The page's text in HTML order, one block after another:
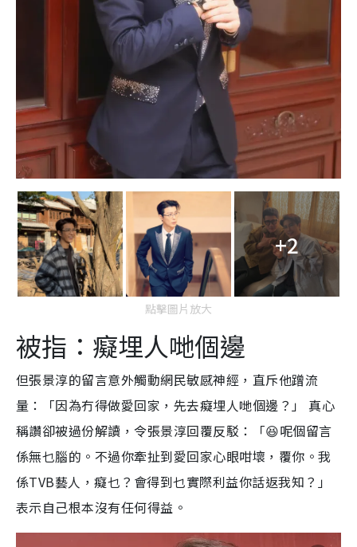
+2
點擊圖片放大
被指：癡埋人哋個邊
但張景淳的留言意外觸動網民敏感神經，直斥他蹭流
量：「因為冇得做愛回家，先去癡埋人哋個邊？」 真心
稱讚卻被過份解讀，令張景淳回覆反駁：「😆呢個留言
係無乜腦的。不過你牽扯到愛回家心眼咁壞，覆你。我
係TVB藝人，癡乜？會得到乜實際利益你話返我知？」
表示自己根本沒有任何得益。